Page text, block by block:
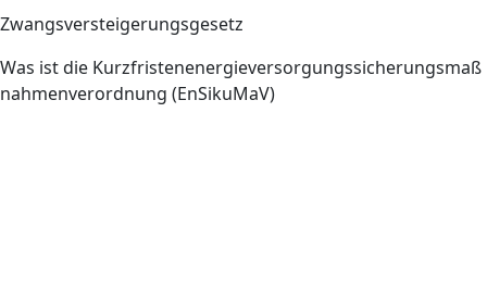
Zwangsversteigerungsgesetz
Was ist die Kurzfristenenergieversorgungssicherungsmaß
nahmenverordnung (EnSikuMaV)